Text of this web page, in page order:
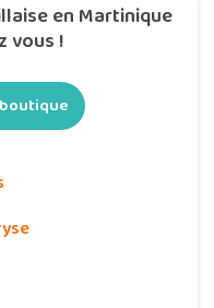
en Martinique
vous !